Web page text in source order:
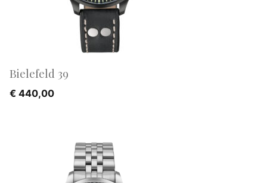
Bielefeld 39
€ 440,00